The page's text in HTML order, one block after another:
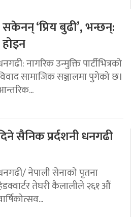
‘प्रिय बुढी’, भन्छन्:
नागरिक उन्मुक्ति पार्टीभित्रको
सामाजिक सञ्जालमा पुगेको छ।
सैनिक प्रर्दशनी धनगढी
नेपाली सेनाको पृतना
तेघरी कैलालीले २६१ औं